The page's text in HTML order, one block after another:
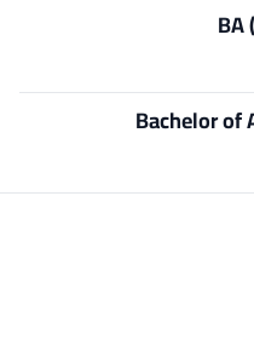
BA
Bachelor of